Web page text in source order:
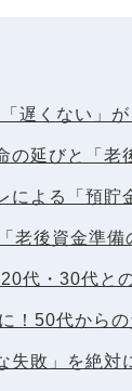
遅くない」
の延びと「老
による「預貯
老後資金準備
代・30代と
！50代から
失敗」を絶対